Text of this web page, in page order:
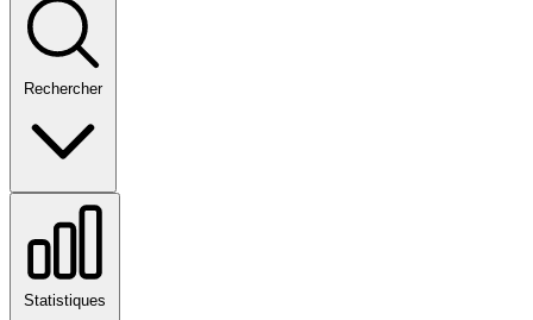
Rechercher
Statistiques